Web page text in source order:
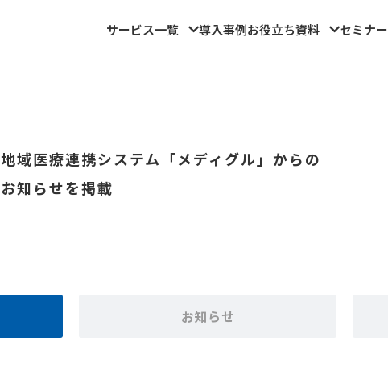
サービス一覧 導入事例お役立ち資料 セミナ
地域医療連携システム「メディグル」からの
お知らせを掲載
お知らせ